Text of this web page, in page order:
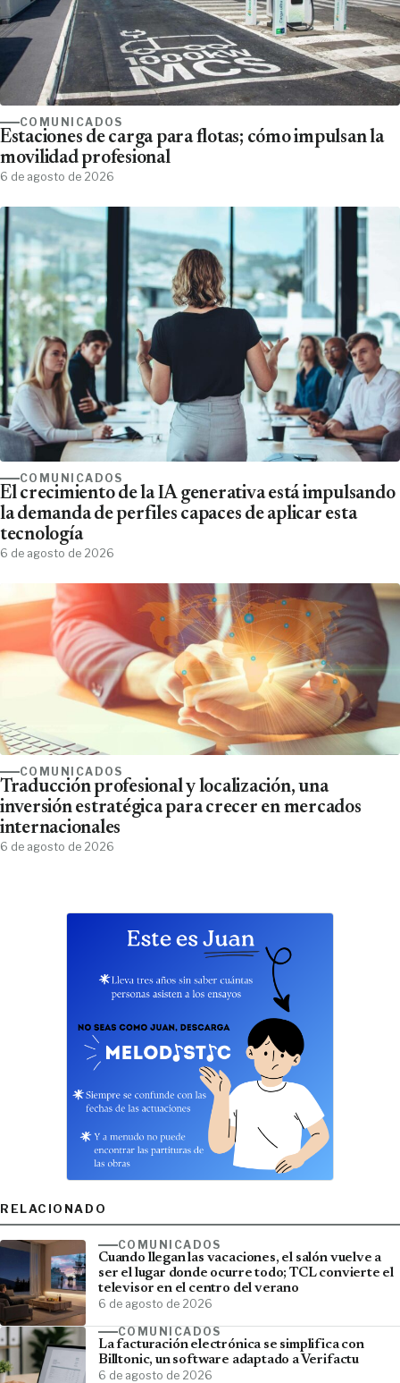
COMUNICADOS
Estaciones de carga para flotas; cómo impulsan la
movilidad profesional
6 de agosto de 2026
COMUNICADOS
El crecimiento de la IA generativa está impulsando
la demanda de perfiles capaces de aplicar esta
tecnología
6 de agosto de 2026
COMUNICADOS
Traducción profesional y localización, una
inversión estratégica para crecer en mercados
internacionales
6 de agosto de 2026
RELACIONADO
COMUNICADOS
Cuando llegan las vacaciones, el salón vuelve a
ser el lugar donde ocurre todo; TCL convierte el
televisor en el centro del verano
6 de agosto de 2026
COMUNICADOS
La facturación electrónica se simplifica con
Billtonic, un software adaptado a Verifactu
6 de agosto de 2026